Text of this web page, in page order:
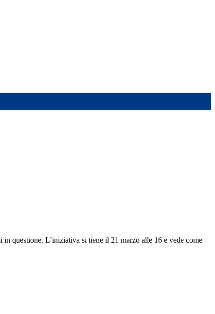
questione. L’iniziativa si tiene il 21 marzo alle 16 e vede come